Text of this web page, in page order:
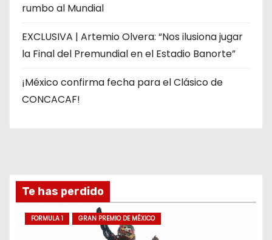
rumbo al Mundial
EXCLUSIVA | Artemio Olvera: “Nos ilusiona jugar
la Final del Premundial en el Estadio Banorte”
¡México confirma fecha para el Clásico de
CONCACAF!
Te has perdido
FORMULA 1 GRAN PREMIO DE MÉXICO